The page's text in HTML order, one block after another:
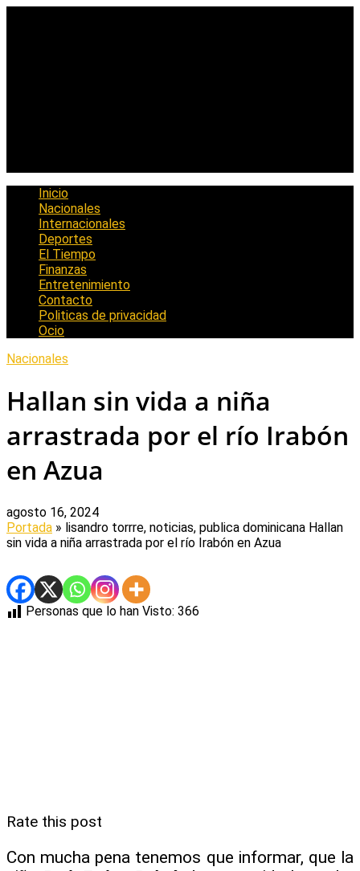
Inicio
Nacionales
Internacionales
Deportes
El Tiempo
Finanzas
Entretenimiento
Contacto
Politicas de privacidad
Ocio
Nacionales
Hallan sin vida a niña
arrastrada por el río Irabón
en Azua
agosto 16, 2024
Portada » lisandro torrre, noticias, publica dominicana Hallan
sin vida a niña arrastrada por el río Irabón en Azua
Personas que lo han Visto: 366
Rate this post
Con mucha pena tenemos que informar, que la